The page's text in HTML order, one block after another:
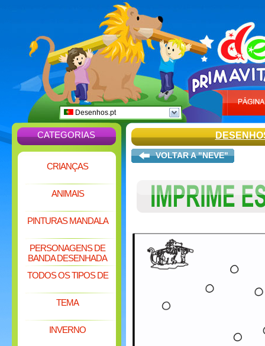
Desenhos.pt
CATEGORIAS
CRIANÇAS
ANIMAIS
PINTURAS MANDALA
PERSONAGENS DE
BANDA DESENHADA
TODOS OS TIPOS DE
TEMA
INVERNO
VOLTAR A "NEVE"